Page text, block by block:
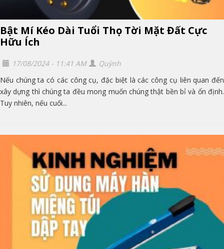
Bật Mí Kéo Dài Tuổi Thọ Tời Mặt Đất Cực
Hữu Ích
17/08/2024 - 11:41 AM
Quỳnh
Nếu chúng ta có các công cụ, đặc biệt là các công cụ liên quan đến
xây dựng thì chúng ta đều mong muốn chúng thật bền bỉ và ổn định.
Tuy nhiên, nếu cuối...